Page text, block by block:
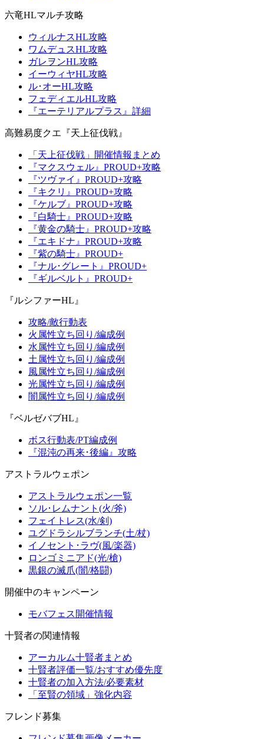
六竜HLマルチ攻略
ウィルナスHL攻略
ワムデュスHL攻略
ガレヲンHL攻略
イーウィヤHL攻略
ル･オーHL攻略
フェディエルHL攻略
『エーテリアルプラス』詳細
高難易度クエ『天上征伐戦』
「天上征伐戦」開催情報まとめ
『マクスウェル』PROUD+攻略
『ツヴァイ』PROUD+攻略
『キクリ』PROUD+攻略
『ケルブ』PROUD+攻略
『白騎士』PROUD+攻略
『黄金の騎士』PROUD+攻略
『エキドナ』PROUD+攻略
『紫の騎士』PROUD+
『ナル･グレート』PROUD+
『ギルベルト』PROUD+
『ルシファーHL』
攻略/敵行動表
火属性立ち回り/編成例
水属性立ち回り/編成例
土属性立ち回り/編成例
風属性立ち回り/編成例
光属性立ち回り/編成例
闇属性立ち回り/編成例
『ベルゼバブHL』
ボス行動表/PT編成例
『混沌の再来･後編』攻略
アストラルウェポン
アストラルウェポン一覧
ソル･レムナント(火/斧)
フェイトレス(水/剣)
ユグドラシルブランチ(土/杖)
イノセント･ラヴ(風/楽器)
ロンゴミニアド(光/槍)
黒銀の滅爪(闇/格闘)
開催中のキャンペーン
モバフェス開催情報
十賢者の関連情報
アーカルム十賢者まとめ
十賢者評価一覧/おすすめ優先度
十賢者の加入方法/必要素材
「至賢の領域」強化内容
フレンド募集